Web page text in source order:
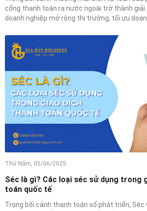
cổng thanh toán ra nước ngoài trở thành giải
doanh nghiệp mở rộng thị trường, tối ưu
Thứ Năm, 05/06/2025
Séc là gì? Các loại séc sử dụng trong
toán quốc tế
Trong bối cảnh thanh toán số phát triển, Séc